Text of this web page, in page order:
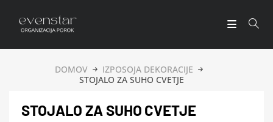
DOMOV
IZPOSOJA DEKORACIJE
STOJALO ZA SUHO CVETJE
STOJALO ZA SUHO CVETJE